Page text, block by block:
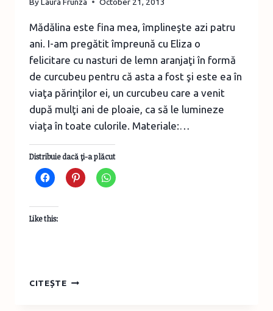
Mădălina este fina mea, împlineşte azi patru
ani. I-am pregătit împreună cu Eliza o
felicitare cu nasturi de lemn aranjaţi în formă
de curcubeu pentru că asta a fost şi este ea în
viaţa părinţilor ei, un curcubeu care a venit
după mulţi ani de ploaie, ca să le lumineze
viaţa în toate culorile. Materiale:…
Distribuie dacă ţi-a plăcut
Like this:
CITEȘTEFELICITARE